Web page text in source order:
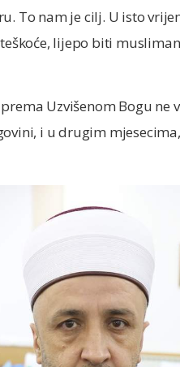
To nam je cilj. U isto
lijepo biti
Uzvišenom Bogu ne
i u drugim